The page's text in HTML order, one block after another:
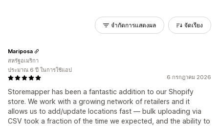
จำกัดการแสดงผล จัดเรียง
6 กรกฎาคม 2026
Storemapper has been a fantastic addition to our Shopify
store. We work with a growing network of retailers and it
allows us to add/update locations fast — bulk uploading via
CSV took a fraction of the time we expected, and the ability to
Mariposa
สหรัฐอเมริกา
ประมาณ 6 ปี ในการใช้แอป